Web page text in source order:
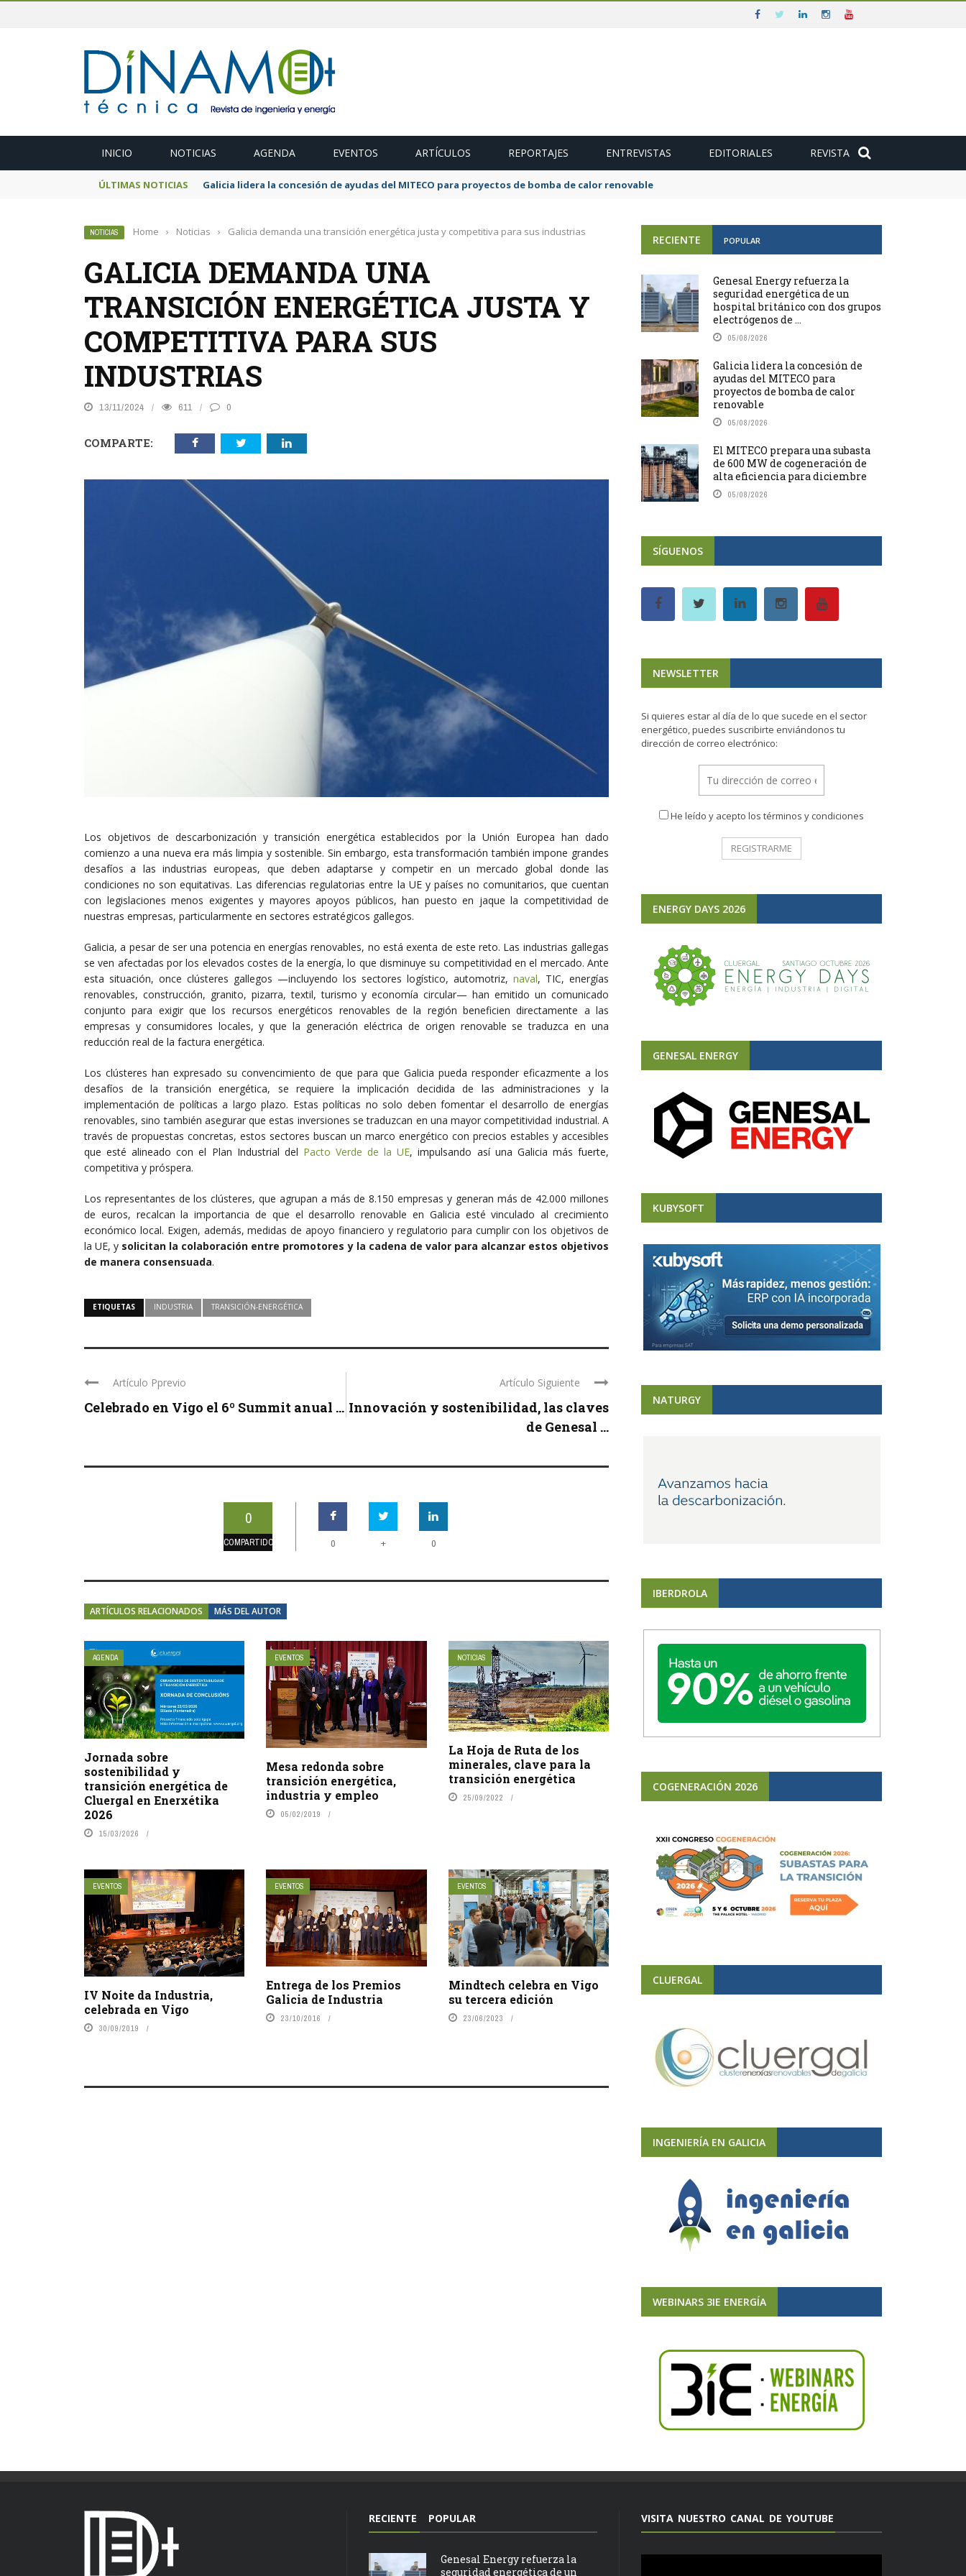
INICIO NOTICIAS AGENDA EVENTOS ARTÍCULOS REPORTAJES ENTREVISTAS EDITORIALES REVISTA
ÚLTIMAS NOTICIAS El MITECO prepara una subasta de 600 MW de cogeneración de alta eficiencia para diciembre
NOTICIAS Home › Noticias › Galicia demanda una transición energética justa y competitiva para sus industrias
GALICIA DEMANDA UNA
TRANSICIÓN ENERGÉTICA JUSTA Y
COMPETITIVA PARA SUS
INDUSTRIAS
13/11/2024 611 0
COMPARTE:
Los objetivos de descarbonización y transición energética establecidos por la Unión Europea han dado
comienzo a una nueva era más limpia y sostenible. Sin embargo, esta transformación también impone grandes
desafíos a las industrias europeas, que deben adaptarse y competir en un mercado global donde las
condiciones no son equitativas. Las diferencias regulatorias entre la UE y países no comunitarios, que cuentan
con legislaciones menos exigentes y mayores apoyos públicos, han puesto en jaque la competitividad de
nuestras empresas, particularmente en sectores estratégicos gallegos.
Galicia, a pesar de ser una potencia en energías renovables, no está exenta de este reto. Las industrias gallegas
se ven afectadas por los elevados costes de la energía, lo que disminuye su competitividad en el mercado. Ante
esta situación, once clústeres gallegos —incluyendo los sectores logístico, automotriz, naval, TIC, energías
renovables, construcción, granito, pizarra, textil, turismo y economía circular— han emitido un comunicado
conjunto para exigir que los recursos energéticos renovables de la región beneficien directamente a las
empresas y consumidores locales, y que la generación eléctrica de origen renovable se traduzca en una
reducción real de la factura energética.
Los clústeres han expresado su convencimiento de que para que Galicia pueda responder eficazmente a los
desafíos de la transición energética, se requiere la implicación decidida de las administraciones y la
implementación de políticas a largo plazo. Estas políticas no solo deben fomentar el desarrollo de energías
renovables, sino también asegurar que estas inversiones se traduzcan en una mayor competitividad industrial. A
través de propuestas concretas, estos sectores buscan un marco energético con precios estables y accesibles
que esté alineado con el Plan Industrial del Pacto Verde de la UE, impulsando así una Galicia más fuerte,
competitiva y próspera.
Los representantes de los clústeres, que agrupan a más de 8.150 empresas y generan más de 42.000 millones
de euros, recalcan la importancia de que el desarrollo renovable en Galicia esté vinculado al crecimiento
económico local. Exigen, además, medidas de apoyo financiero y regulatorio para cumplir con los objetivos de
la UE, y solicitan la colaboración entre promotores y la cadena de valor para alcanzar estos objetivos
de manera consensuada.
ETIQUETAS INDUSTRIA TRANSICIÓN-ENERGÉTICA
Artículo Pprevio
Celebrado en Vigo el 6º Summit anual ...
Artículo Siguiente
Innovación y sostenibilidad, las claves
de Genesal ...
0
COMPARTIDOS 0 + 0
ARTÍCULOS RELACIONADOS MÁS DEL AUTOR
AGENDA
Jornada sobre
sostenibilidad y
transición energética de
Cluergal en Enerxétika
2026
15/03/2026
EVENTOS
Mesa redonda sobre
transición energética,
industria y empleo
05/02/2019
NOTICIAS
La Hoja de Ruta de los
minerales, clave para la
transición energética
25/09/2022
EVENTOS
IV Noite da Industria,
celebrada en Vigo
30/09/2019
EVENTOS
Entrega de los Premios
Galicia de Industria
23/10/2016
EVENTOS
Mindtech celebra en Vigo
su tercera edición
23/06/2023
RECIENTE POPULAR
Genesal Energy refuerza la
seguridad energética de un
hospital británico con dos grupos
electrógenos de ...
05/08/2026
Galicia lidera la concesión de
ayudas del MITECO para
proyectos de bomba de calor
renovable
05/08/2026
El MITECO prepara una subasta
de 600 MW de cogeneración de
alta eficiencia para diciembre
05/08/2026
SÍGUENOS
NEWSLETTER
Si quieres estar al día de lo que sucede en el sector
energético, puedes suscribirte enviándonos tu
dirección de correo electrónico:
He leído y acepto los términos y condiciones
ENERGY DAYS 2026
GENESAL ENERGY
KUBYSOFT
NATURGY
IBERDROLA
COGENERACIÓN 2026
CLUERGAL
INGENIERÍA EN GALICIA
WEBINARS 3IE ENERGÍA
RECIENTE POPULAR
Genesal Energy refuerza la
seguridad energética de un
VISITA NUESTRO CANAL DE YOUTUBE